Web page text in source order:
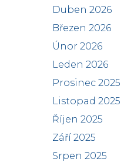
Duben 2026
Březen 2026
Únor 2026
Leden 2026
Prosinec 2025
Listopad 2025
Říjen 2025
Září 2025
Srpen 2025